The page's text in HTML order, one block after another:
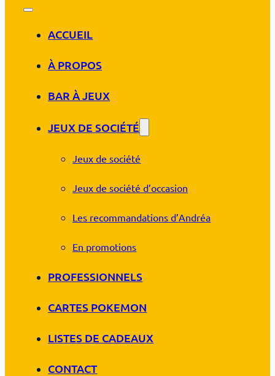
ACCUEIL
À PROPOS
BAR À JEUX
JEUX DE SOCIÉTÉ
Jeux de société
Jeux de société d’occasion
Les recommandations d’Andréa
En promotions
PROFESSIONNELS
CARTES POKEMON
LISTES DE CADEAUX
CONTACT